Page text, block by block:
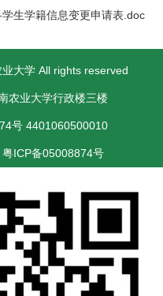
生学籍信息变更申请表.doc
大学 All rights reserved
农业大学行政楼三楼
号 4401060500010
ICP备05008874号